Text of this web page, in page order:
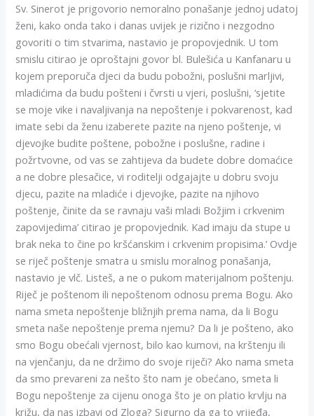
Sv. Sinerot je prigovorio nemoralno ponašanje jednoj udatoj
ženi, kako onda tako i danas uvijek je rizično i nezgodno
govoriti o tim stvarima, nastavio je propovjednik. U tom
smislu citirao je oproštajni govor bl. Bulešića u Kanfanaru u
kojem preporuča djeci da budu pobožni, poslušni marljivi,
mladićima da budu pošteni i čvrsti u vjeri, poslušni, ‘sjetite
se moje vike i navaljivanja na nepoštenje i pokvarenost, kad
imate sebi da ženu izaberete pazite na njeno poštenje, vi
djevojke budite poštene, pobožne i poslušne, radine i
požrtvovne, od vas se zahtijeva da budete dobre domaćice
a ne dobre plesačice, vi roditelji odgajajte u dobru svoju
djecu, pazite na mladiće i djevojke, pazite na njihovo
poštenje, činite da se ravnaju vaši mladi Božjim i crkvenim
zapovijedima’ citirao je propovjednik. Kad imaju da stupe u
brak neka to čine po kršćanskim i crkvenim propisima.’ Ovdje
se riječ poštenje smatra u smislu moralnog ponašanja,
nastavio je vlč. Listeš, a ne o pukom materijalnom poštenju.
Riječ je poštenom ili nepoštenom odnosu prema Bogu. Ako
nama smeta nepoštenje bližnjih prema nama, da li Bogu
smeta naše nepoštenje prema njemu? Da li je pošteno, ako
smo Bogu obećali vjernost, bilo kao kumovi, na krštenju ili
na vjenčanju, da ne držimo do svoje riječi? Ako nama smeta
da smo prevareni za nešto što nam je obećano, smeta li
Bogu nepoštenje za cijenu onoga što je on platio krvlju na
križu, da nas izbavi od Zloga? Sigurno da ga to vrijeđa,